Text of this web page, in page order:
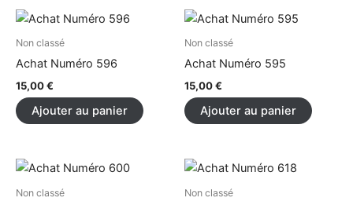
Non classé
Achat Numéro 596
15,00€
Ajouter au panier
Non classé
Achat Numéro 595
15,00€
Ajouter au panier
Non classé Non classé